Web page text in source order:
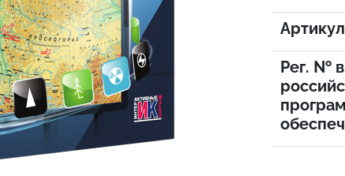
Артикул
Рег. №